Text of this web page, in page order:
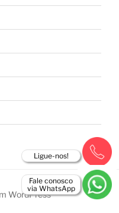
Fale conosco
via WhatsApp
Ligue-nos!
WordPress